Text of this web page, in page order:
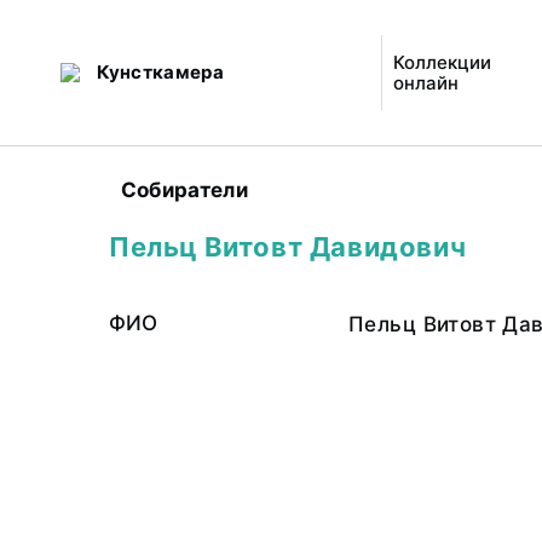
Кунсткамера
Коллекции
онлайн
Собиратели
Пельц Витовт Давидович
ФИО Пельц Витовт